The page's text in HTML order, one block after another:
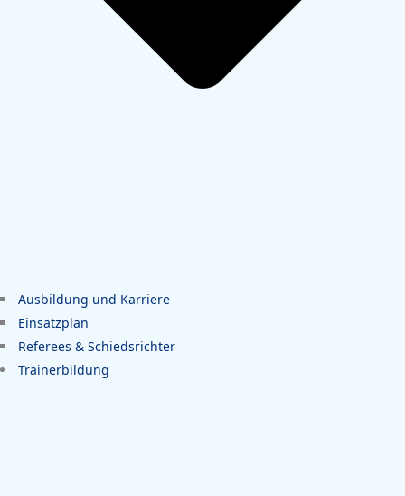
Ausbildung und Karriere
Einsatzplan
Referees & Schiedsrichter
Trainerbildung